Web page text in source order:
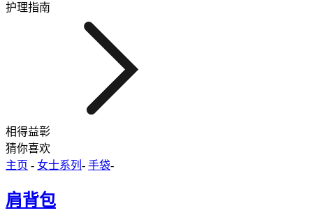
护理指南
相得益彰
猜你喜欢
主页 - 女士系列 - 手袋-
肩背包